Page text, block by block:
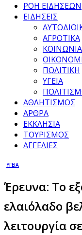
ΡΟΗ ΕΙΔΗΣΕΩΝ
ΕΙΔΗΣΕΙΣ
ΑΓΡΟΤΙΚΑ
ΚΟΙΝΩΝΙΑ
ΠΟΛΙΤΙΚΗ
ΥΓΕΙΑ
ΑΘΛΗΤΙΣΜΟΣ
ΑΡΘΡΑ
ΕΚΚΛΗΣΙΑ
ΤΟΥΡΙΣΜΟΣ
ΑΓΓΕΛΙΕΣ
ΥΓΕΙΑ
Έρευνα: Το
ελαιόλαδο
λειτουργία